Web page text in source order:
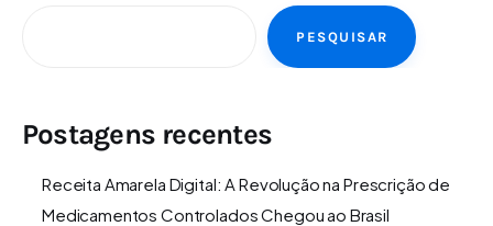
PESQUISAR
Postagens recentes
Receita Amarela Digital: A Revolução na Prescrição de
Medicamentos Controlados Chegou ao Brasil